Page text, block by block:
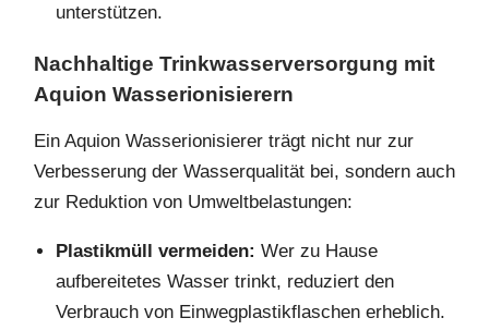
unterstützen.
Nachhaltige Trinkwasserversorgung mit
Aquion Wasserionisierern
Ein Aquion Wasserionisierer trägt nicht nur zur
Verbesserung der Wasserqualität bei, sondern auch
zur Reduktion von Umweltbelastungen:
Plastikmüll vermeiden: Wer zu Hause
aufbereitetes Wasser trinkt, reduziert den
Verbrauch von Einwegplastikflaschen erheblich.